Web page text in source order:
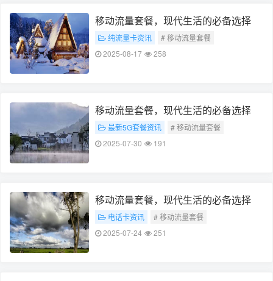
移动流量套餐，现代生活的必备选择
纯流量卡资讯
# 移动流量套餐
# 现代生活必备
2025-08-17 258
移动流量套餐，现代生活的必备选择
最新5G套餐资讯
# 移动流量套餐
# 现代生活必备
2025-07-30 191
移动流量套餐，现代生活的必备选择
电话卡资讯
# 移动流量套餐
# 现代生活必备
2025-07-24 251